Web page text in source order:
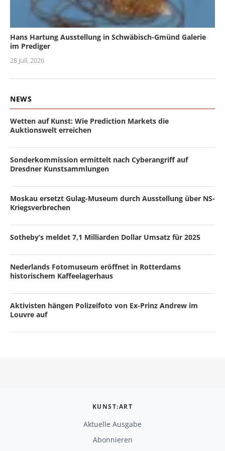
Hans Hartung Ausstellung in Schwäbisch-Gmünd Galerie
im Prediger
28 Juli, 2026
NEWS
Wetten auf Kunst: Wie Prediction Markets die
Auktionswelt erreichen
Sonderkommission ermittelt nach Cyberangriff auf
Dresdner Kunstsammlungen
Moskau ersetzt Gulag-Museum durch Ausstellung über NS-
Kriegsverbrechen
Sotheby’s meldet 7,1 Milliarden Dollar Umsatz für 2025
Nederlands Fotomuseum eröffnet in Rotterdams
historischem Kaffeelagerhaus
Aktivisten hängen Polizeifoto von Ex-Prinz Andrew im
Louvre auf
KUNST:ART
Aktuelle Ausgabe
Abonnieren